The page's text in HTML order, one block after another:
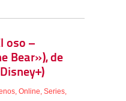
oso –
Bear»), de
, Online, Series,